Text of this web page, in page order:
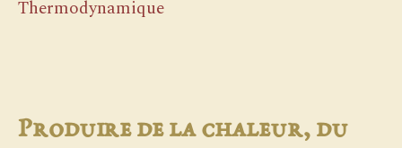
Thermodynamique
Produire de la chaleur, du